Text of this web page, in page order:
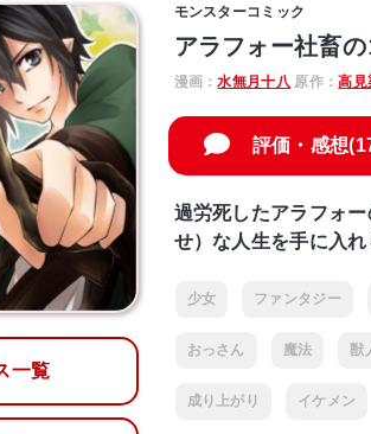
一覧
モンスターコミック
アラフォー社畜
漫画：水無月十八 原作：高見
評価・感想
過労死したアラフォ
せ）な人生を手に入
少女 ファンタジー
おっさん 魔法 獣
成り上がり イケメン